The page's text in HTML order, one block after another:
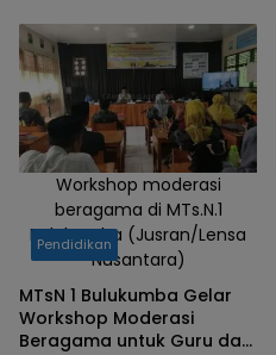
Workshop moderasi
beragama di MTs.N.1
Bulukumba (Jusran/Lensa
Nusantara)
Pendidikan
MTsN 1 Bulukumba Gelar
Workshop Moderasi
Beragama untuk Guru dan